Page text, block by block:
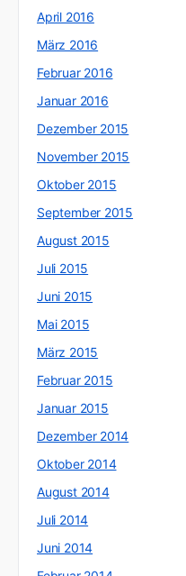
April 2016
März 2016
Februar 2016
Januar 2016
Dezember 2015
November 2015
Oktober 2015
September 2015
August 2015
Juli 2015
Juni 2015
Mai 2015
März 2015
Februar 2015
Januar 2015
Dezember 2014
Oktober 2014
August 2014
Juli 2014
Juni 2014